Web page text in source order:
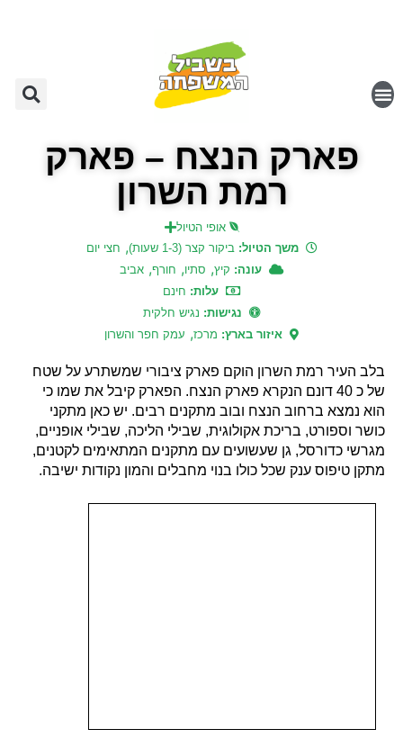
פארק הנצח – פארק
רמת השרון
אופי הטיול
משך הטיול:ביקור קצר (1-3 שעות) , חצי יום
עונה: קיץ, סתיו, חורף, אביב
עלות: חינם
נגישות: נגיש חלקית
איזור בארץ: מרכז, עמק חפר והשרון
בלב העיר רמת השרון הוקם פארק ציבורי שמשתרע על שטח
של כ 40 דונם הנקרא פארק הנצח. הפארק קיבל את שמו כי
הוא נמצא ברחוב הנצח ובוב מתקנים רבים. יש כאן מתקני
כושר וספורט, בריכת אקולוגית, שבילי הליכה, שבילי אופניים,
מגרשי כדורסל, גן שעשועים עם מתקנים המתאימים לקטנים,
מתקן טיפוס ענק שכל כולו בנוי מחבלים והמון נקודות ישיבה.